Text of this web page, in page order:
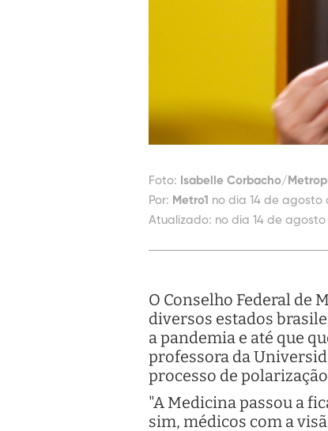
Foto: Isabelle Corbacho/
Por: Metro1 no dia 14 de agosto
Atualizado: no dia 14 de agosto
O Conselho Federal de
diversos estados
a pandemia e até que
professora da
processo de
"A Medicina passou a
sim, médicos com a